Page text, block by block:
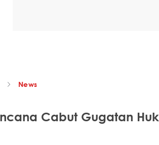
News
Cabut Gugatan